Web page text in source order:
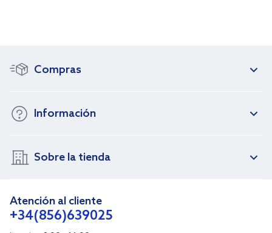
Compras
Información
Sobre la tienda
Atención al cliente
+34(856)639025